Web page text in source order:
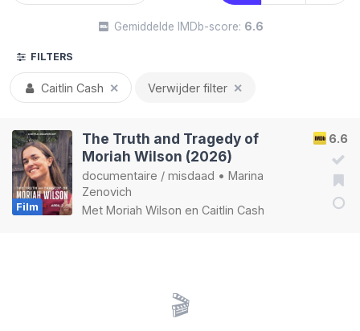
Gemiddelde IMDb-score: 6.6
FILTERS
Caitlin Cash ✕ Verwijder filter ✕
Film
6.6
The Truth and Tragedy of
Moriah Wilson (2026)
documentaire / misdaad • Marina
Zenovich
Met Moriah Wilson en Caitlin Cash
🎬